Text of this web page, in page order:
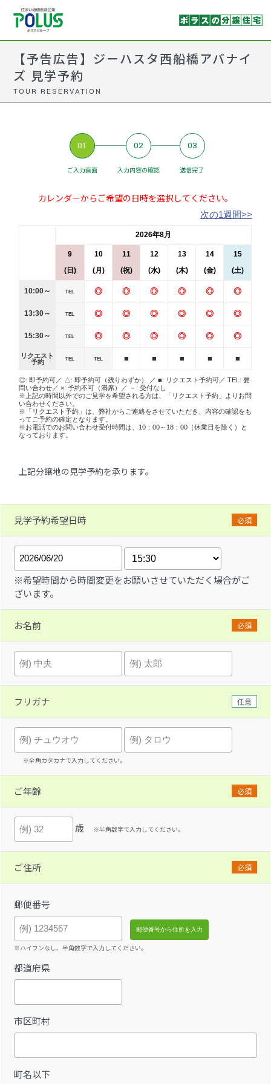
【予告広告】ジーハスタ西船橋アバナイ
ズ 見学予約
TOUR RESERVATION
01
ご入力画面
02
入力内容の確認
03
送信完了
カレンダーからご希望の日時を選択してください。
次の1週間>>
2026年8月
9
(日)
10
(月)
11
(祝)
12
(水)
13
(木)
14
(金)
15
(土)
10:00～ TEL ◎ ◎ ◎ ◎ ◎ ◎
13:30～ TEL ◎ ◎ ◎ ◎ ◎ ◎
15:30～ TEL ◎ ◎ ◎ ◎ ◎ ◎
リクエスト
予約
TEL TEL ■ ■ ■ ■ ■
◎: 即予約可／ △: 即予約可（残りわずか） ／ ■: リクエスト予約可／ TEL: 要
問い合わせ／ ×: 予約不可（満席）／ －: 受付なし
※上記の時間以外でのご見学を希望される方は、「リクエスト予約」よりお問
い合わせください。
※「リクエスト予約」は、弊社からご連絡をさせていただき、内容の確認をも
ってご予約の確定となります。
※お電話でのお問い合わせ受付時間は、10：00～18：00（休業日を除く）と
なっております。
上記分譲地の見学予約を承ります。
見学予約希望日時 必須
※希望時間から時間変更をお願いさせていただく場合がご
ざいます。
お名前 必須
フリガナ 任意
※全角カタカナで入力してください。
ご年齢 必須
歳 ※半角数字で入力してください。
ご住所 必須
郵便番号
※ハイフンなし、半角数字で入力してください。
都道府県
市区町村
町名以下